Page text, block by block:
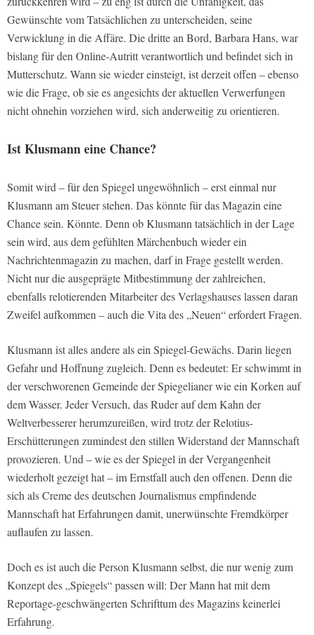
Gewünschte vom Tatsächlichen zu unterscheiden, seine
Verwicklung in die Affäre. Die dritte an Bord, Barbara Hans, war
bislang für den Online-Autritt verantwortlich und befindet sich in
Mutterschutz. Wann sie wieder einsteigt, ist derzeit offen – ebenso
wie die Frage, ob sie es angesichts der aktuellen Verwerfungen
nicht ohnehin vorziehen wird, sich anderweitig zu orientieren.
Ist Klusmann eine Chance?
Somit wird – für den Spiegel ungewöhnlich – erst einmal nur
Klusmann am Steuer stehen. Das könnte für das Magazin eine
Chance sein. Könnte. Denn ob Klusmann tatsächlich in der Lage
sein wird, aus dem gefühlten Märchenbuch wieder ein
Nachrichtenmagazin zu machen, darf in Frage gestellt werden.
Nicht nur die ausgeprägte Mitbestimmung der zahlreichen,
ebenfalls relotierenden Mitarbeiter des Verlagshauses lassen daran
Zweifel aufkommen – auch die Vita des „Neuen“ erfordert Fragen.
Klusmann ist alles andere als ein Spiegel-Gewächs. Darin liegen
Gefahr und Hoffnung zugleich. Denn es bedeutet: Er schwimmt in
der verschworenen Gemeinde der Spiegelianer wie ein Korken auf
dem Wasser. Jeder Versuch, das Ruder auf dem Kahn der
Weltverbesserer herumzureißen, wird trotz der Relotius-
Erschütterungen zumindest den stillen Widerstand der Mannschaft
provozieren. Und – wie es der Spiegel in der Vergangenheit
wiederholt gezeigt hat – im Ernstfall auch den offenen. Denn die
sich als Creme des deutschen Journalismus empfindende
Mannschaft hat Erfahrungen damit, unerwünschte Fremdkörper
auflaufen zu lassen.
Doch es ist auch die Person Klusmann selbst, die nur wenig zum
Konzept des „Spiegels“ passen will: Der Mann hat mit dem
Reportage-geschwängerten Schrifttum des Magazins keinerlei
Erfahrung.